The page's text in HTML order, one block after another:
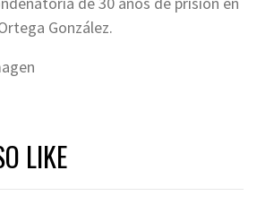
González.
LIKE